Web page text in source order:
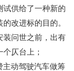
试供给了一种新的
改进标的目的。
装问世之前，出有
仄台上；
主动驾驶汽车做筹